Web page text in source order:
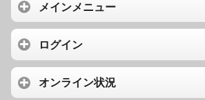
メインメニュー
ログイン
オンライン状況